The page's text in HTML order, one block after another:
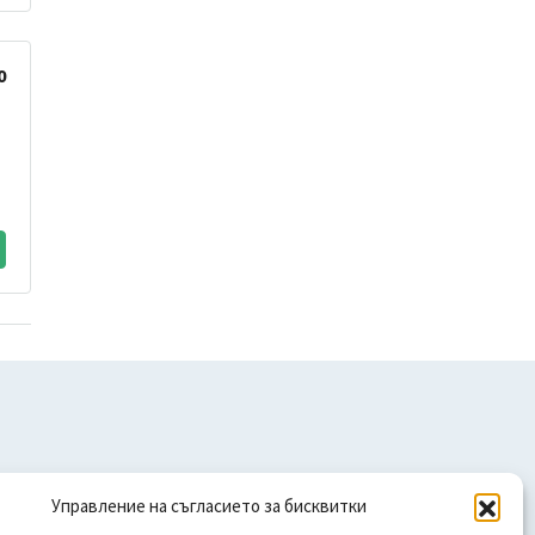
Управление на съгласието за бисквитки